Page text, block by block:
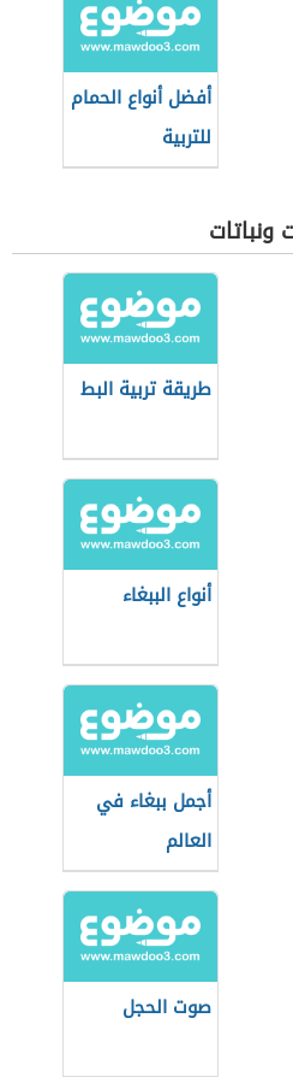
أفضل أنواع الحمام
للتربية
طريقة تربية البط
أنواع الببغاء
أجمل ببغاء في
العالم
صوت الحجل